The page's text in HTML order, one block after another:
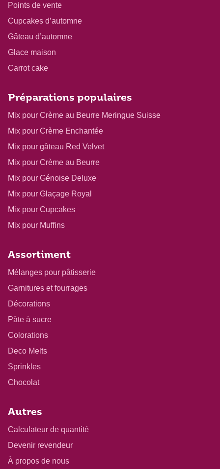
Points de vente
Cupcakes d’automne
Gâteau d’automne
Glace maison
Carrot cake
Préparations populaires
Mix pour Crème au Beurre Meringue Suisse
Mix pour Crème Enchantée
Mix pour gâteau Red Velvet
Mix pour Crème au Beurre
Mix pour Génoise Deluxe
Mix pour Glaçage Royal
Mix pour Cupcakes
Mix pour Muffins
Assortiment
Mélanges pour pâtisserie
Garnitures et fourrages
Décorations
Pâte à sucre
Colorations
Deco Melts
Sprinkles
Chocolat
Autres
Calculateur de quantité
Devenir revendeur
À propos de nous